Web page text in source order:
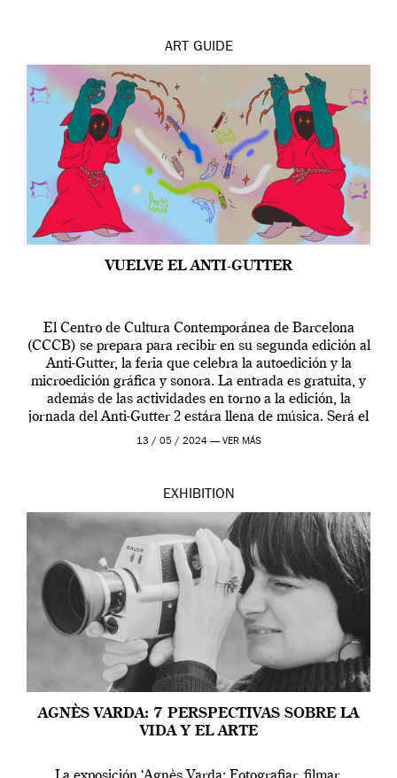
ART GUIDE
VUELVE EL ANTI-GUTTER
El Centro de Cultura Contemporánea de Barcelona
(CCCB) se prepara para recibir en su segunda edición al
Anti-Gutter, la feria que celebra la autoedición y la
microedición gráfica y sonora. La entrada es gratuita, y
además de las actividades en torno a la edición, la
jornada del Anti-Gutter 2 estára llena de música. Será el
[…]
13 / 05 / 2024 — VER MÁS
EXHIBITION
AGNÈS VARDA: 7 PERSPECTIVAS SOBRE LA
VIDA Y EL ARTE